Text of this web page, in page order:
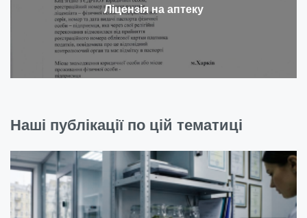
Ліцензія на аптеку
Наші публікації по цій тематиці